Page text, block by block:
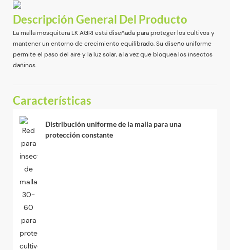
Descripción General Del Producto
La malla mosquitera LK AGRI está diseñada para proteger los cultivos y
mantener un entorno de crecimiento equilibrado. Su diseño uniforme
permite el paso del aire y la luz solar, a la vez que bloquea los insectos
dañinos.
Características
Distribución uniforme de la malla para una
protección constante